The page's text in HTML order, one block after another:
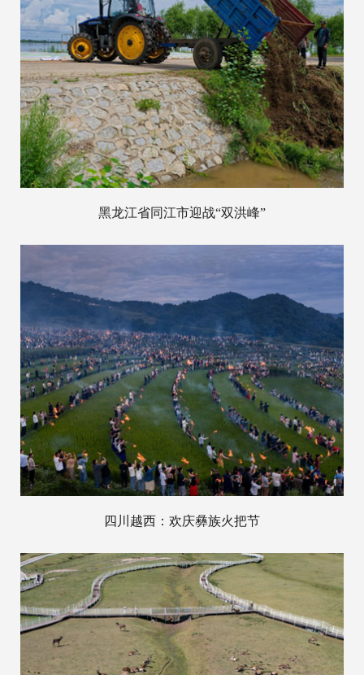
黑龙江省同江市迎战“双洪峰”
四川越西：欢庆彝族火把节